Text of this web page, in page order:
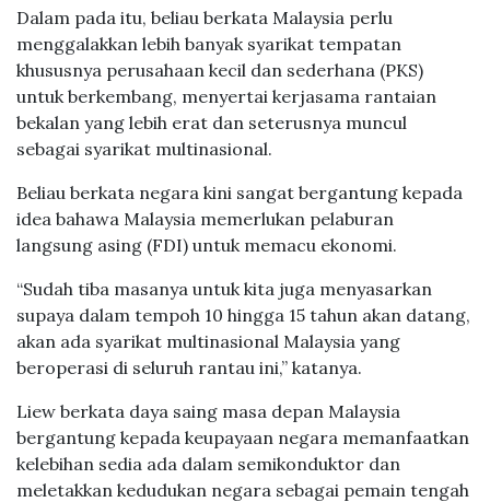
Dalam pada itu, beliau berkata Malaysia perlu
menggalakkan lebih banyak syarikat tempatan
khususnya perusahaan kecil dan sederhana (PKS)
untuk berkembang, menyertai kerjasama rantaian
bekalan yang lebih erat dan seterusnya muncul
sebagai syarikat multinasional.
Beliau berkata negara kini sangat bergantung kepada
idea bahawa Malaysia memerlukan pelaburan
langsung asing (FDI) untuk memacu ekonomi.
“Sudah tiba masanya untuk kita juga menyasarkan
supaya dalam tempoh 10 hingga 15 tahun akan datang,
akan ada syarikat multinasional Malaysia yang
beroperasi di seluruh rantau ini,” katanya.
Liew berkata daya saing masa depan Malaysia
bergantung kepada keupayaan negara memanfaatkan
kelebihan sedia ada dalam semikonduktor dan
meletakkan kedudukan negara sebagai pemain tengah